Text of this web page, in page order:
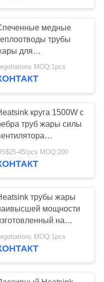
223
медные
трубы
для
тепловыделения света
MOQ:1pcs
круга 1500W с
труб жары силы
с
45/pcs MOQ:200
трубы жары
мощности
на
заказ с медной базовой
MOQ:1pcs